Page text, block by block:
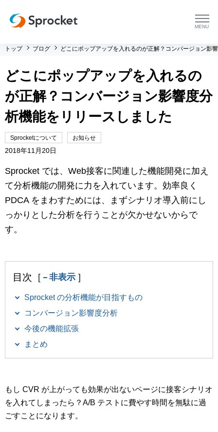
menu
プラットフォーム トップ
コンサルティング
コンサルティング トップ
運用支援 トップ
導入事例
よくある質問
会社情報 トップ
会社概要
採用情報
創業の想い
沿革
ビジョン・ミッション・バリュー
ロゴマーク
セミナー・イベント
マーケティングお役立ち資料
トップ ブログ どこにポップアップを入れるのが正解？コンバージョン影
どこにポップアップを入れるの
が正解？コンバージョン影響度分
析機能をリリースしました
Sprocketについて お知らせ
2018年11月20日
Sprocket では、Web接客に関連した機能開発に加え
て分析機能の開発に力を入れています。効率良く
PDCA をまわすためには、まずシナリオ導入前にし
っかりとした分析を行うことが欠かせないからで
す。
目次［ 非表示 ］
Sprocket の分析機能が目指すもの
コンバージョン影響度分析
今後の機能拡張
まとめ
もし CVR が上がっても効果が出ないページに接客シナリオ
を入れてしまったら？A/B テストに費やす時間を無駄に過
ごすことになります。